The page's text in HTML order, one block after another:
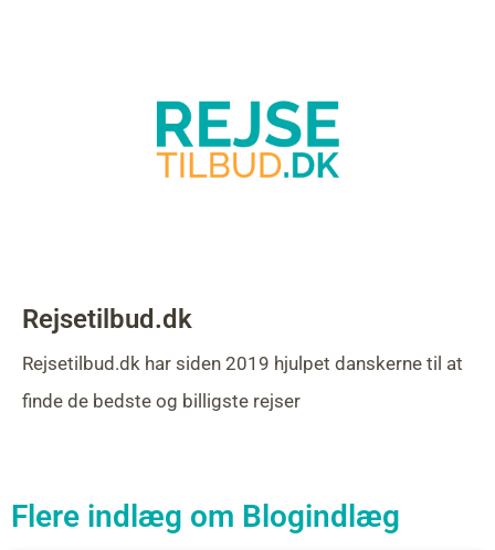
Rejsetilbud.dk
Rejsetilbud.dk har siden 2019 hjulpet danskerne til at
finde de bedste og billigste rejser
Flere indlæg om Blogindlæg